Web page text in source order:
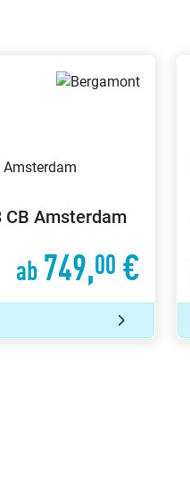
CB Amsterdam
ab749,00 €